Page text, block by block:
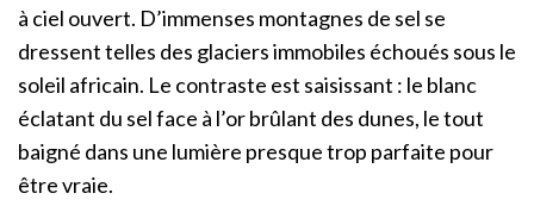
à ciel ouvert. D’immenses montagnes de sel se
dressent telles des glaciers immobiles échoués sous le
soleil africain. Le contraste est saisissant : le blanc
éclatant du sel face à l’or brûlant des dunes, le tout
baigné dans une lumière presque trop parfaite pour
être vraie.